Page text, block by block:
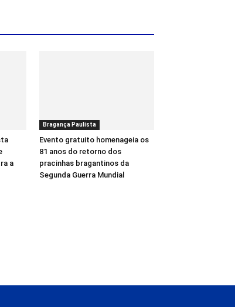
a
Bragança Paulista
Evento gratuito homenageia os
81 anos do retorno dos
pracinhas bragantinos da
Segunda Guerra Mundial